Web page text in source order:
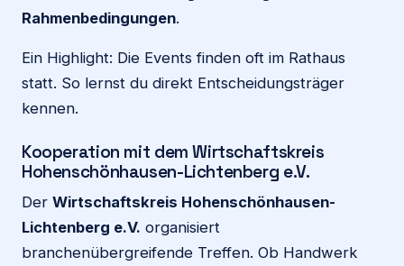
Rahmenbedingungen.
Ein Highlight: Die Events finden oft im Rathaus
statt. So lernst du direkt Entscheidungsträger
kennen.
Kooperation mit dem Wirtschaftskreis
Hohenschönhausen-Lichtenberg e.V.
Der Wirtschaftskreis Hohenschönhausen-
Lichtenberg e.V. organisiert
branchenübergreifende Treffen. Ob Handwerk